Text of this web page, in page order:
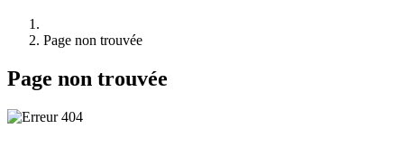
Page non trouvée
Page non trouvée